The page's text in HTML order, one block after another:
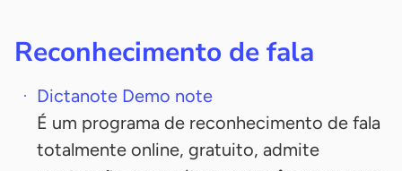
Reconhecimento de fala
Dictanote Demo note
É um programa de reconhecimento de fala
totalmente online, gratuito, admite